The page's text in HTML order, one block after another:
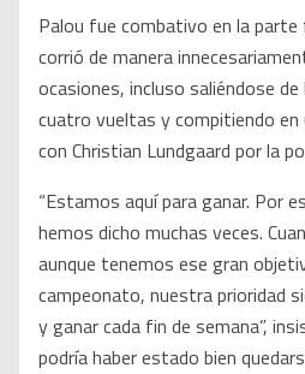
Palou fue combativo en la parte
corrió de manera
ocasiones, incluso saliéndose
cuatro vueltas y compitiendo en
con Christian Lundgaard por la
“Estamos aquí para ganar. Por
hemos dicho muchas veces.
aunque tenemos ese gran
campeonato, nuestra prioridad
y ganar cada fin de semana”,
podría haber estado bien